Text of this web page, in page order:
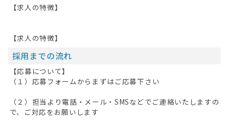
【求人の特徴】
【求人の特徴】
採用までの流れ
【応募について】
（１）応募フォームからまずはご応募下さい
（２）担当より電話・メール・SMSなどでご連絡いたしますの
で、ご対応をお願いします